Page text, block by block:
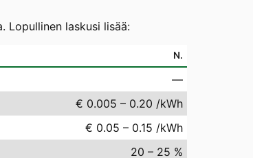
Lopullinen laskusi lisää:
N.
—
€ 0.005 – 0.20 /kWh
€ 0.05 – 0.15 /kWh
20 – 25 %